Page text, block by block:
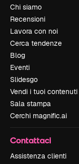
Chi siamo
Recensioni
Lavora con noi
Cerca tendenze
Blog
Eventi
Slidesgo
Vendi i tuoi contenuti
Sala stampa
Cerchi magnific.ai
Contattaci
Assistenza clienti